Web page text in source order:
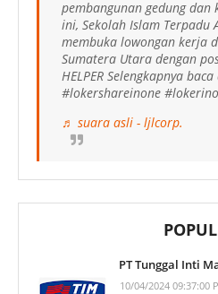
pembangunan gedung dan
ini, Sekolah Islam Terpadu
membuka lowongan kerja
Sumatera Utara dengan
HELPER Selengkapnya
#lokershareinone
♬ suara asli - ljlcorp.
PT Tunggal Inti
10/04/2024 09:37:00